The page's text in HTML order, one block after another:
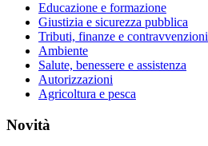
Educazione e formazione
Giustizia e sicurezza pubblica
Tributi, finanze e contravvenzioni
Ambiente
Salute, benessere e assistenza
Autorizzazioni
Agricoltura e pesca
Novità